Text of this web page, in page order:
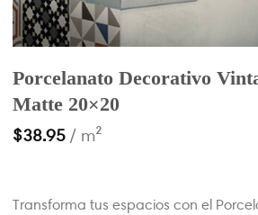
Porcelanato Decorativo
Matte 20×20
$38.95 / m²
Transforma tus espacios con el